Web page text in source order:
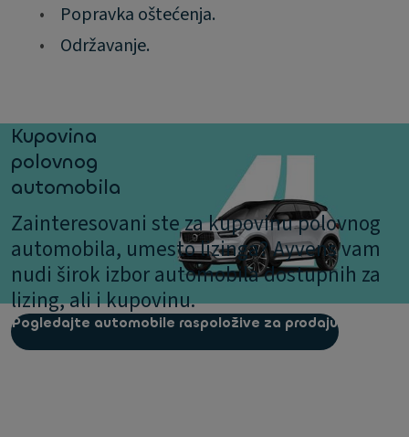
•
Popravka oštećenja.
•
Održavanje.
Kupovina
polovnog
automobila
Zainteresovani ste za kupovinu polovnog
automobila, umesto lizinga? Ayvens vam
nudi širok izbor automobila dostupnih za
lizing, ali i kupovinu.
Pogledajte automobile raspoložive za prodaju